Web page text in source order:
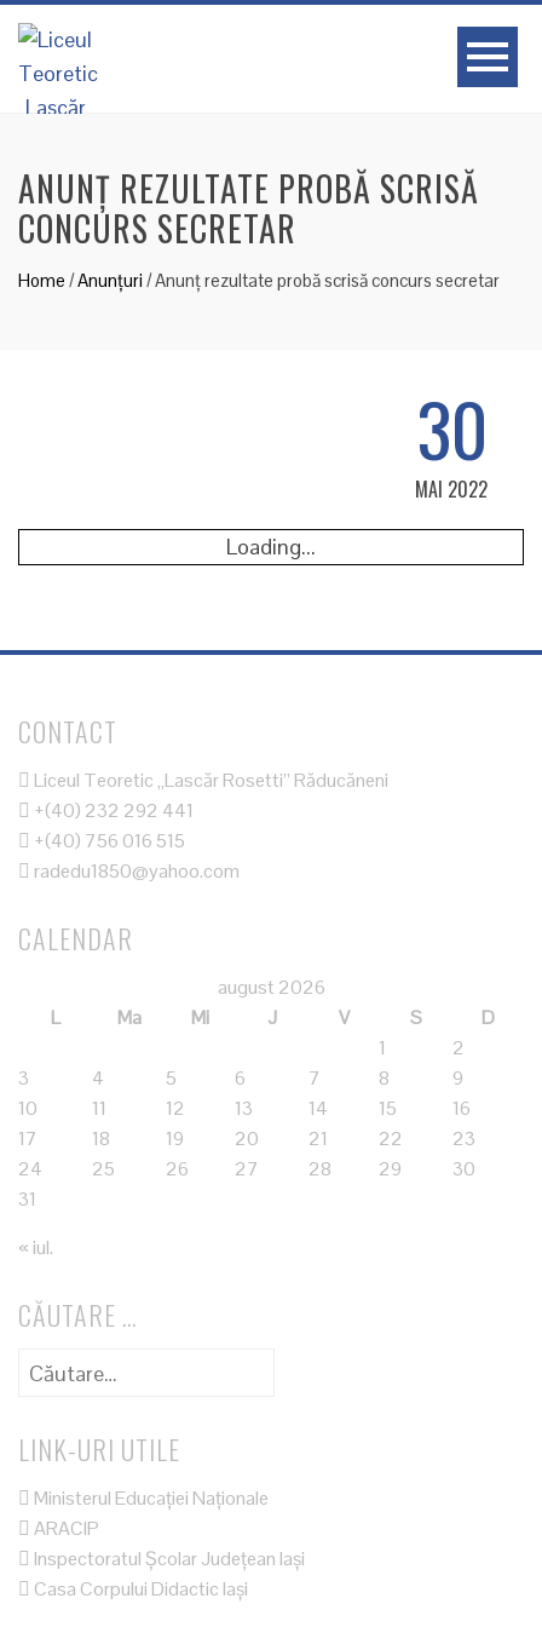
ANUNȚ REZULTATE PROBĂ SCRISĂ
CONCURS SECRETAR
Home /Anunțuri /Anunț rezultate probă scrisă concurs secretar
30
MAI 2022
Loading...
CONTACT
Liceul Teoretic „Lascăr Rosetti” Răducăneni
+(40) 232 292 441
+(40) 756 016 515
radedu1850@yahoo.com
CALENDAR
august 2026
L
Ma Mi J V S
D
1
2
3
4 5 6 7 8
9
10
11 12 13 14 15
16
17
18 19 20 21 22
23
24
25 26 27 28 29
30
31
« iul.
CĂUTARE …
Caută
LINK-URI UTILE
Ministerul Educației Naționale
ARACIP
Inspectoratul Școlar Județean Iași
Casa Corpului Didactic Iași